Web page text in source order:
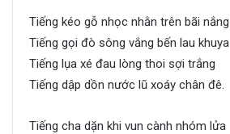
Tiếng kéo gỗ nhọc nhằn trên bãi nắng
Tiếng gọi đò sông vắng bến lau khuya
Tiếng lụa xé đau lòng thoi sợi trắng
Tiếng dập dồn nước lũ xoáy chân đê.
Tiếng cha dặn khi vun cành nhóm lửa